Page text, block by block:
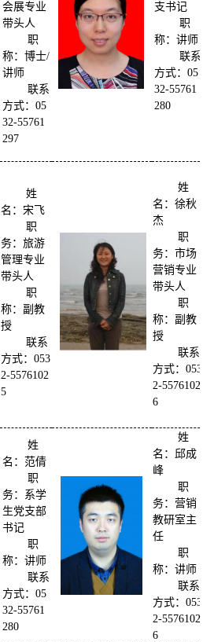
会展专业
带头人
职
称：博士/
讲师
联系
方式：05
32-55761
297
支书记
职
称：讲师
联系
方式：05
32-55761
280
姓
名：宋飞
职
务：旅游
管理专业
带头人
职
称：副教
授
联系
方式：053
2-5576102
5
姓
名：徐秋
杰
职
务：市场
营销专业
带头人
职
称：副教
授
联系
方式：053
2-5576102
6
姓
名：范倩
职
务：系学
生党支部
书记
职
称：讲师
联系
方式：05
32-55761
280
姓
名：邱成
峰
职
务：营销
教研室主
任
职
称：讲师
联系
方式：053
2-5576102
6